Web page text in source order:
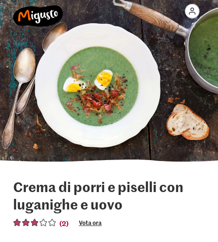
Crema di porri e piselli con
luganighe e uovo
(2) Vota ora